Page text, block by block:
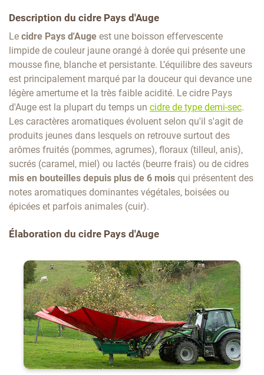
Description du cidre Pays d'Auge
Le cidre Pays d'Auge est une boisson effervescente
limpide de couleur jaune orangé à dorée qui présente une
mousse fine, blanche et persistante. L’équilibre des saveurs
est principalement marqué par la douceur qui devance une
légère amertume et la très faible acidité. Le cidre Pays
d'Auge est la plupart du temps un cidre de type demi-sec.
Les caractères aromatiques évoluent selon qu'il s'agit de
produits jeunes dans lesquels on retrouve surtout des
arômes fruités (pommes, agrumes), floraux (tilleul, anis),
sucrés (caramel, miel) ou lactés (beurre frais) ou de cidres
mis en bouteilles depuis plus de 6 mois qui présentent des
notes aromatiques dominantes végétales, boisées ou
épicées et parfois animales (cuir).
Élaboration du cidre Pays d'Auge